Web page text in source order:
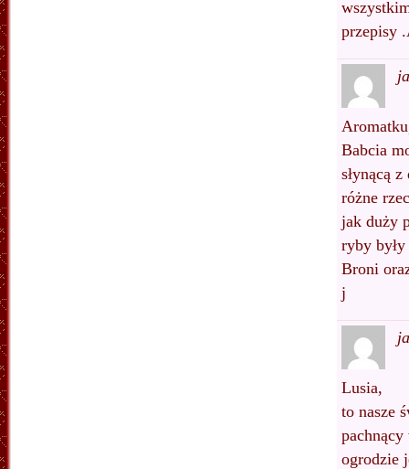
przepisy
Babcia
słynącą
różne
jak duży
ryby
Broni
j
Lusia,
to nasze
ogrodzie